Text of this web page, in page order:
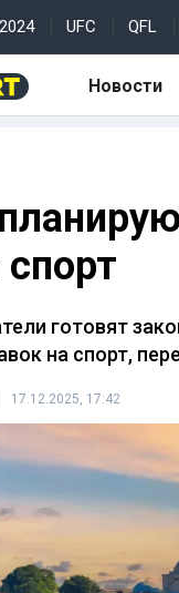
UFC QFL
Новости
готовят
на спорт,
17.12.2025, 17:42